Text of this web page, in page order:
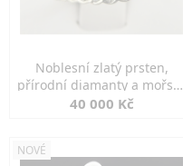
Noblesní zlatý prsten,
přírodní diamanty a mořské
perly
40 000 Kč
NOVÉ